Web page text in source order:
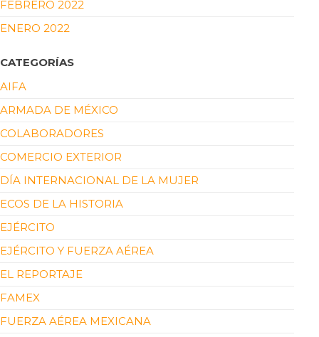
FEBRERO 2022
ENERO 2022
CATEGORÍAS
AIFA
ARMADA DE MÉXICO
COLABORADORES
COMERCIO EXTERIOR
DÍA INTERNACIONAL DE LA MUJER
ECOS DE LA HISTORIA
EJÉRCITO
EJÉRCITO Y FUERZA AÉREA
EL REPORTAJE
FAMEX
FUERZA AÉREA MEXICANA